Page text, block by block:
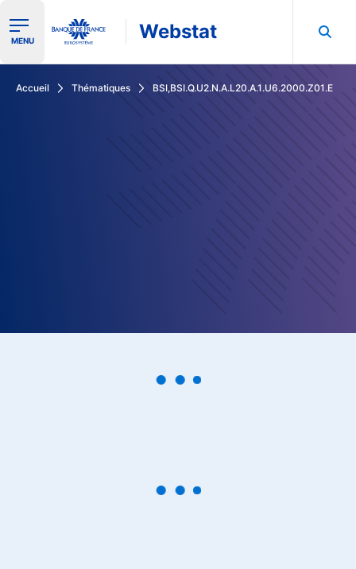
Ouvrir le menu de navigation
MENU Webstat
Accueil Thématiques BSI,BSI.Q.U2.N.A.L20.A.1.U6.2000.Z01.E